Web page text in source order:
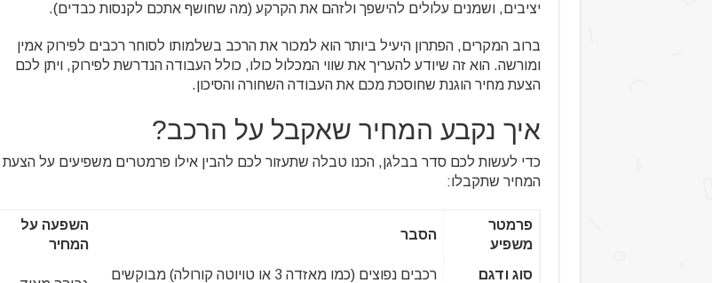
יציבים, ושמנים עלולים להישפך ולזהם את הקרקע (מה שחושף אתכם לקנסות כבדים).
ברוב המקרים, הפתרון היעיל ביותר הוא למכור את הרכב בשלמותו לסוחר רכבים לפירוק אמין
ומורשה. הוא זה שיודע להעריך את שווי המכלול כולו, כולל העבודה הנדרשת לפירוק, ויתן לכם
הצעת מחיר הוגנת שחוסכת מכם את העבודה השחורה והסיכון.
איך נקבע המחיר שאקבל על הרכב?
כדי לעשות לכם סדר בבלגן, הכנו טבלה שתעזור לכם להבין אילו פרמטרים משפיעים על הצעת
המחיר שתקבלו:
פרמטר
משפיע
הסבר
השפעה על
המחיר
סוג ודגם
רכבים נפוצים (כמו מאזדה 3 או טויוטה קורולה) מבוקשים